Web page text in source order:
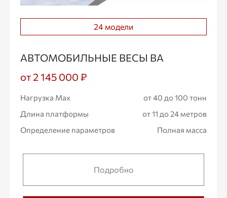
24 модели
АВТОМОБИЛЬНЫЕ ВЕСЫ ВА
от 2 145 000 ₽
Нагрузка Max
от 40 до 100 тонн
Длина платформы
от 11 до 24 метров
Определение параметров
Полная масса
Подробно